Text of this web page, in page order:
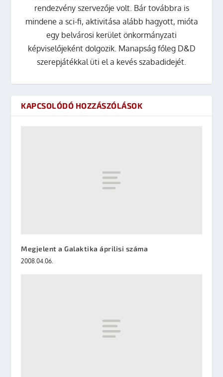
rendezvény szervezője volt. Bár továbbra is
mindene a sci-fi, aktivitása alább hagyott, mióta
egy belvárosi kerület önkormányzati
képviselőjeként dolgozik. Manapság főleg D&D
szerepjátékkal üti el a kevés szabadidejét.
KAPCSOLÓDÓ HOZZÁSZÓLÁSOK
Megjelent a Galaktika áprilisi száma
2008.04.06.